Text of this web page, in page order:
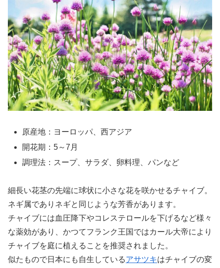
原産地：ヨーロッパ、西アジア
開花期：5～7月
調理法：スープ、サラダ、卵料理、パンなど
細長い花茎の先端に球状に小さな花を咲かせるチャイブ。
ネギ属でありネギと同じような芳香があります。
チャイブには血圧降下やコレステロールを下げるなど様々
な薬効があり、かつてフランク王国ではカール大帝により
チャイブを庭に植えることを推奨されました。
似たもので日本にも自生しているアサツキはチャイブの変